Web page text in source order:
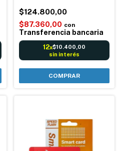
$124.800,00
$87.360,00 con
Transferencia bancaria
12x$10.400,00
sin interés